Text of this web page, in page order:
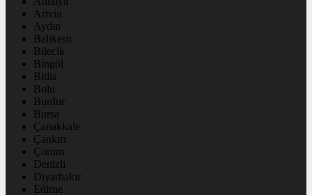
Artvin
Aydın
Balıkesir
Bilecik
Bingöl
Bitlis
Bolu
Burdur
Bursa
Çanakkale
Çankırı
Çorum
Denizli
Diyarbakır
Edirne